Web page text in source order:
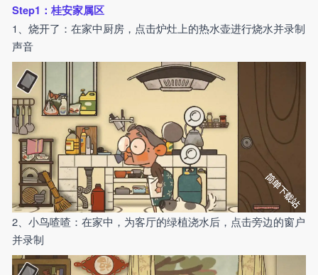
Step1：桂安家属区
1、烧开了：在家中厨房，点击炉灶上的热水壶进行烧水并录制
声音
2、小鸟喳喳：在家中，为客厅的绿植浇水后，点击旁边的窗户
并录制